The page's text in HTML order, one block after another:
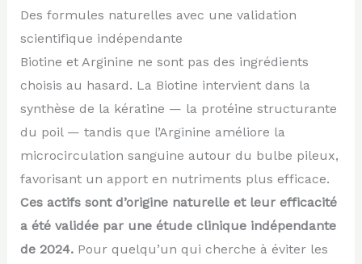
Des formules naturelles avec une validation
scientifique indépendante
Biotine et Arginine ne sont pas des ingrédients
choisis au hasard. La Biotine intervient dans la
synthèse de la kératine — la protéine structurante
du poil — tandis que l’Arginine améliore la
microcirculation sanguine autour du bulbe pileux,
favorisant un apport en nutriments plus efficace.
Ces actifs sont d’origine naturelle et leur efficacité
a été validée par une étude clinique indépendante
de 2024.Pour quelqu’un qui cherche à éviter les